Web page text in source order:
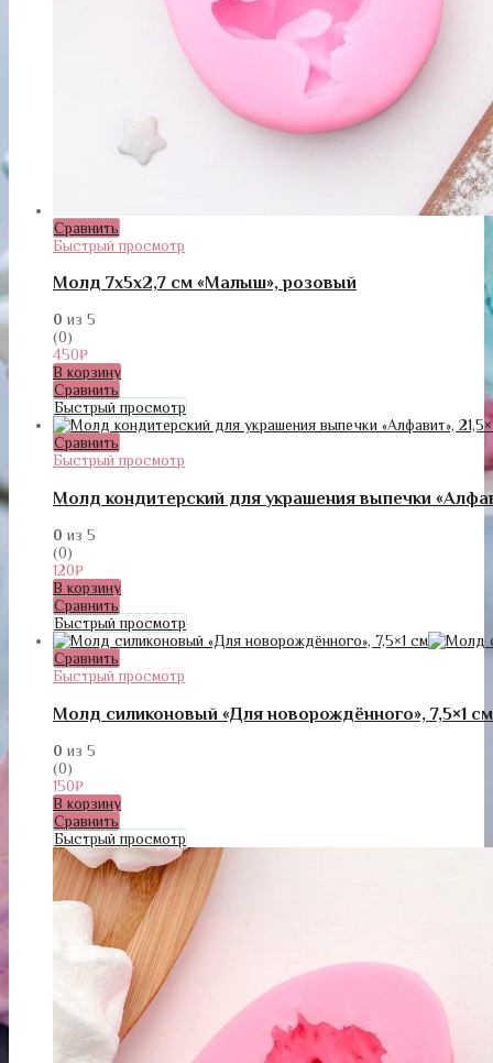
Сравнить
Быстрый просмотр
Молд 7х5х2,7 см «Малыш», розовый
0 из 5
(0)
450₽
В корзину
Сравнить
Быстрый просмотр
Сравнить
Быстрый просмотр
Молд кондитерский для украшения выпечки
0 из 5
(0)
120₽
В корзину
Сравнить
Быстрый просмотр
Сравнить
Быстрый просмотр
Молд силиконовый «Для новорождённого», 7,5×1 см
0 из 5
(0)
150₽
В корзину
Сравнить
Быстрый просмотр